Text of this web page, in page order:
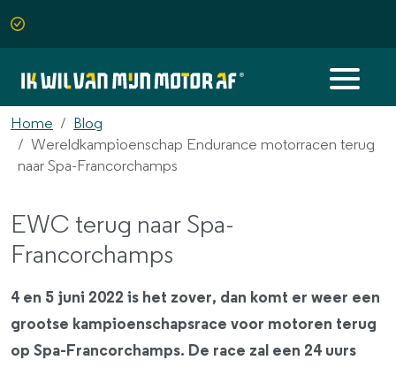
Home
Blog
Wereldkampioenschap Endurance motorracen terug
naar Spa-Francorchamps
EWC terug naar Spa-
Francorchamps
4 en 5 juni 2022 is het zover, dan komt er weer een
grootse kampioenschapsrace voor motoren terug
op Spa-Francorchamps. De race zal een 24 uurs